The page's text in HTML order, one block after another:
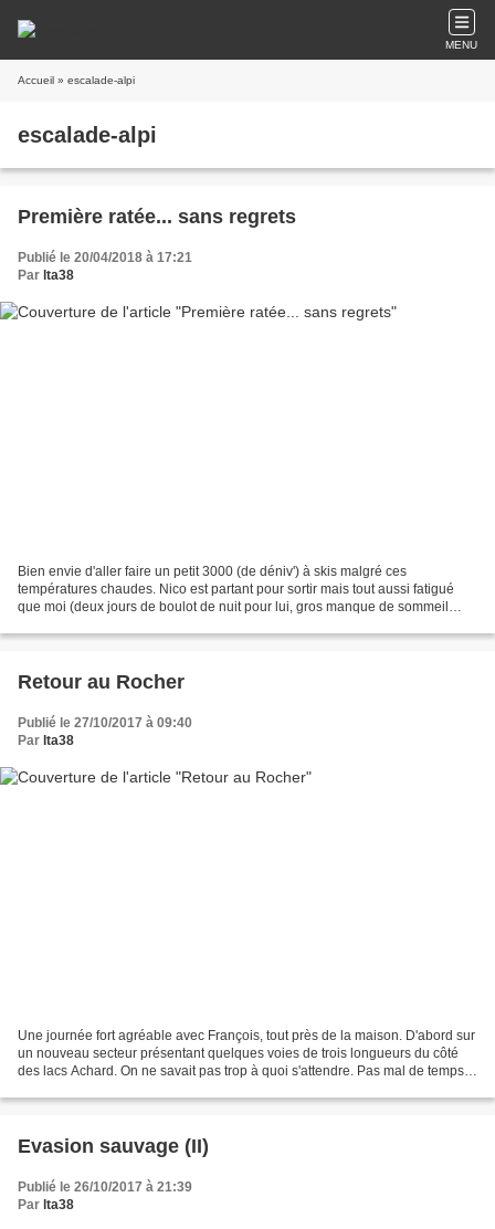
MENU
Accueil » escalade-alpi
escalade-alpi
Première ratée... sans regrets
Publié le 20/04/2018 à 17:21
Par lta38
Bien envie d'aller faire un petit 3000 (de déniv') à skis malgré ces
températures chaudes. Nico est partant pour sortir mais tout aussi fatigué
que moi (deux jours de boulot de nuit pour lui, gros manque de sommeil
Retour au Rocher
Publié le 27/10/2017 à 09:40
Par lta38
Une journée fort agréable avec François, tout près de la maison. D'abord sur
un nouveau secteur présentant quelques voies de trois longueurs du côté
des lacs Achard. On ne savait pas trop à quoi s'attendre. Pas mal de temps
Evasion sauvage (II)
Publié le 26/10/2017 à 21:39
Par lta38